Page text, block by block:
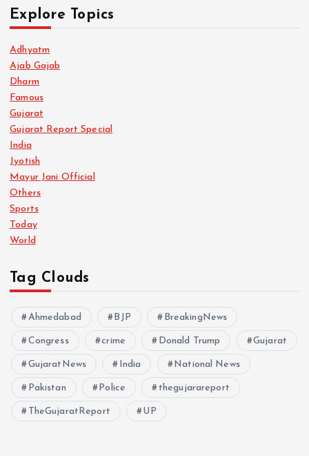
Explore Topics
Adhyatm
Ajab Gajab
Dharm
Famous
Gujarat
Gujarat Report Special
India
Jyotish
Mayur Jani Official
Others
Sports
Today
World
Tag Clouds
Ahmedabad BJP BreakingNews
Congress crime Donald Trump Gujarat
GujaratNews India National News
Pakistan Police thegujarareport
TheGujaratReport UP